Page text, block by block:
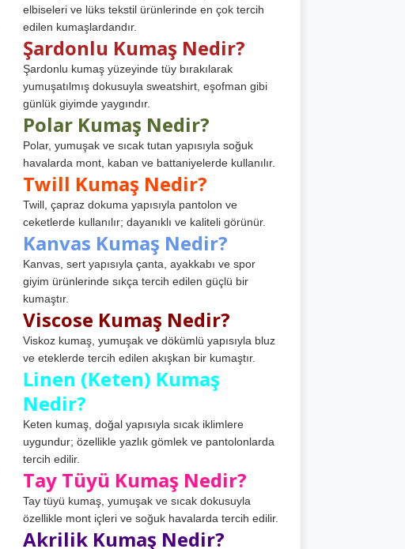
elbiseleri ve lüks tekstil ürünlerinde en çok tercih
edilen kumaşlardandır.
Şardonlu Kumaş Nedir?
Şardonlu kumaş yüzeyinde tüy bırakılarak
yumuşatılmış dokusuyla sweatshirt, eşofman gibi
günlük giyimde yaygındır.
Polar Kumaş Nedir?
Polar, yumuşak ve sıcak tutan yapısıyla soğuk
havalarda mont, kaban ve battaniyelerde kullanılır.
Twill Kumaş Nedir?
Twill, çapraz dokuma yapısıyla pantolon ve
ceketlerde kullanılır; dayanıklı ve kaliteli görünür.
Kanvas Kumaş Nedir?
Kanvas, sert yapısıyla çanta, ayakkabı ve spor
giyim ürünlerinde sıkça tercih edilen güçlü bir
kumaştır.
Viscose Kumaş Nedir?
Viskoz kumaş, yumuşak ve dökümlü yapısıyla bluz
ve eteklerde tercih edilen akışkan bir kumaştır.
Linen (Keten) Kumaş
Nedir?
Keten kumaş, doğal yapısıyla sıcak iklimlere
uygundur; özellikle yazlık gömlek ve pantolonlarda
tercih edilir.
Tay Tüyü Kumaş Nedir?
Tay tüyü kumaş, yumuşak ve sıcak dokusuyla
özellikle mont içleri ve soğuk havalarda tercih edilir.
Akrilik Kumaş Nedir?